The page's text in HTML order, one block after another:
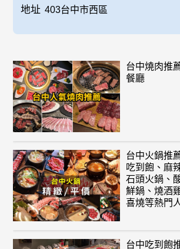
地址 403台中市西區
台中燒肉推
餐廳
台中火鍋推
吃到飽、麻
石頭火鍋、
鮮鍋、燒酒
喜燒等熱門
台中吃到飽